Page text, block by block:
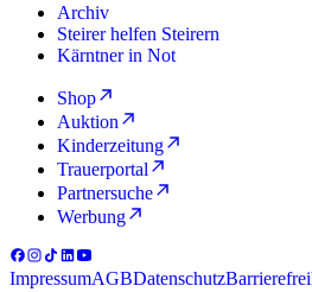
Archiv
Steirer helfen Steirern
Kärntner in Not
Shop
Auktion
Kinderzeitung
Trauerportal
Partnersuche
Werbung
ImpressumAGBDatenschutz